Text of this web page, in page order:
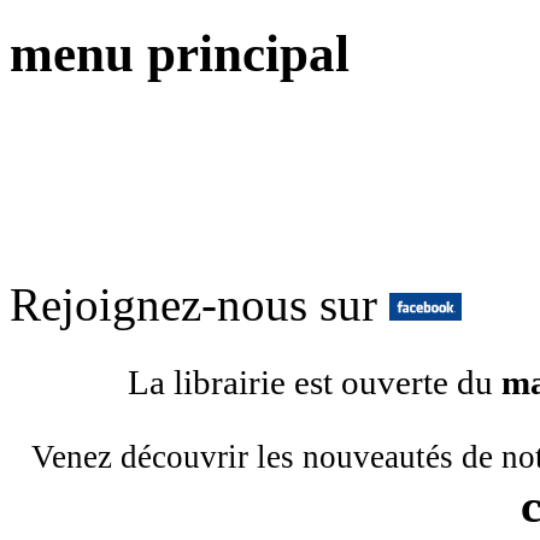
menu principal
Rejoignez-nous sur
La librairie est ouverte du
Venez découvrir les nouveautés de